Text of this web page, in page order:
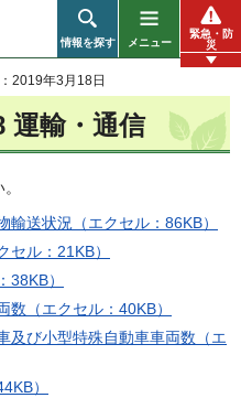
情報を探す メニュー
緊急・防
災
2019年3月18日
運輸・通信
送状況（エクセル：86KB）
ル：21KB）
）
（エクセル：40KB）
及び小型特殊自動車車両数（エ
）